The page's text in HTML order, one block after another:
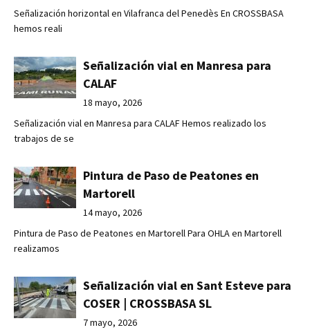
Señalización horizontal en Vilafranca del Penedès En CROSSBASA
hemos reali
Señalización vial en Manresa para
CALAF
18 mayo, 2026
Señalización vial en Manresa para CALAF Hemos realizado los
trabajos de se
Pintura de Paso de Peatones en
Martorell
14 mayo, 2026
Pintura de Paso de Peatones en Martorell Para OHLA en Martorell
realizamos
Señalización vial en Sant Esteve para
COSER | CROSSBASA SL
7 mayo, 2026